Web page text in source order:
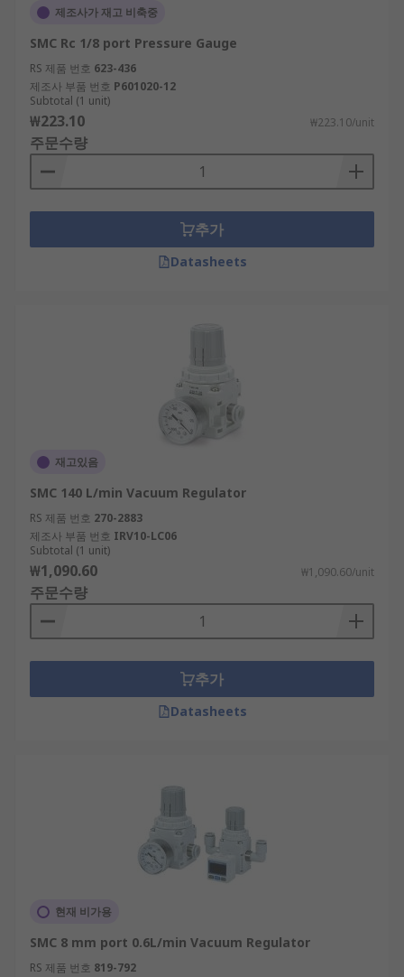
제조사가 재고 비축중
SMC Rc 1/8 port Pressure Gauge
RS 제품 번호 623-436
제조사 부품 번호 P601020-12
Subtotal (1 unit)
₩223.10 ₩223.10/unit
주문수량
추가
Datasheets
재고있음
SMC 140 L/min Vacuum Regulator
RS 제품 번호 270-2883
제조사 부품 번호 IRV10-LC06
Subtotal (1 unit)
₩1,090.60 ₩1,090.60/unit
주문수량
추가
Datasheets
현재 비가용
SMC 8 mm port 0.6L/min Vacuum Regulator
RS 제품 번호 819-792